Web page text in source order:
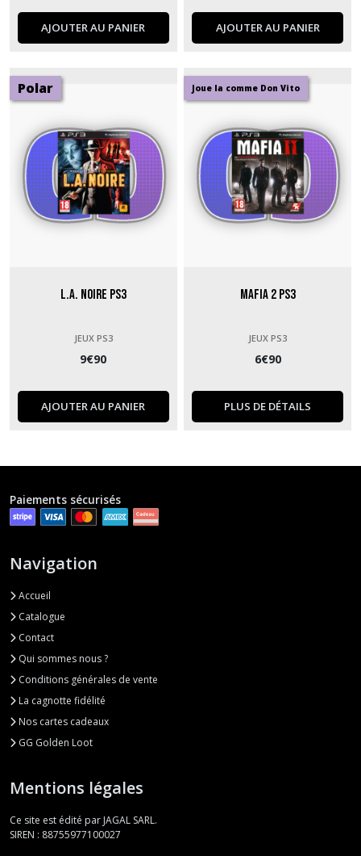
AJOUTER AU PANIER AJOUTER AU PANIER
Polar
L.A. Noire PS3
JEUX PS3
9€90
AJOUTER AU PANIER
Joue la comme Don Vito
Mafia 2 PS3
JEUX PS3
6€90
PLUS DE DÉTAILS
Paiements sécurisés
Navigation
Accueil
Catalogue
Contact
Qui sommes nous ?
Conditions générales de vente
La cagnotte fidélité
Nos cartes cadeaux
GG Golden Loot
Mentions légales
Ce site est édité par JAGAL SARL.
SIREN : 88755977100027